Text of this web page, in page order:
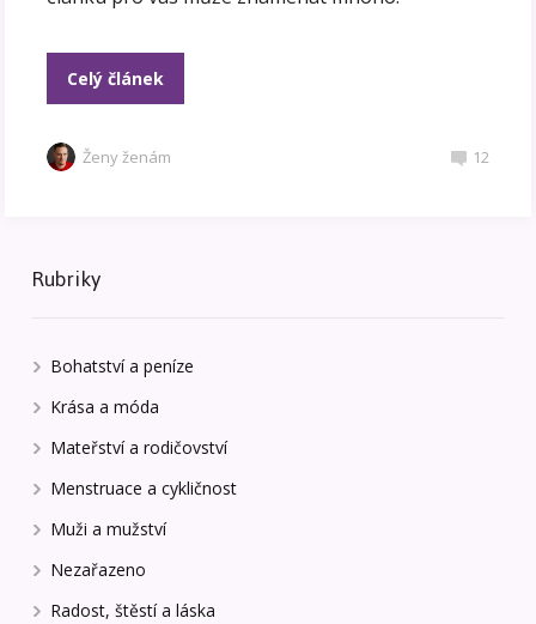
Celý článek
Ženy ženám 12
Rubriky
Bohatství a peníze
Krása a móda
Mateřství a rodičovství
Menstruace a cykličnost
Muži a mužství
Nezařazeno
Radost, štěstí a láska